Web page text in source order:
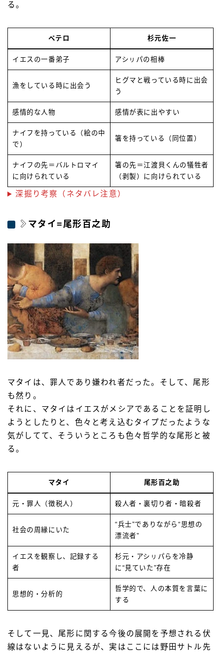
る。
ペテロ 杉元佐一
イエスの一番弟子 アシㇼパの相棒
漁をしている時に出会う
ヒグマと戦っている時に出会
う
感情的な人物 感情が表に出やすい
ナイフを持っている（絵の中
で）
箸を持っている（同位置）
ナイフの先＝バルトロマイ
に向けられている
箸の先＝江渡貝くんの犠牲者
（剥製）に向けられている
深掘り考察（ネタバレ注意）
マタイ=尾形百之助
マタイは、罪人であり嫌われ者だった。そして、尾形
も然り。
それに、マタイはイエスがメシアであることを証明し
ようとしたりと、色々と考え込むタイプだったような
気がしてて、そういうところも色々哲学的な尾形と被
る。
マタイ 尾形百之助
元・罪人（徴税人） 殺人者・裏切り者・暗殺者
社会の周縁にいた
“兵士”でありながら“思想の
漂流者”
イエスを観察し、記録する
者
杉元・アシㇼパらを冷静
に“見ていた”存在
思想的・分析的
哲学的で、人の本質を言葉に
する
そして一見、尾形に関する今後の展開を予想される伏
線はないように見えるが、実はここには野田サトル先